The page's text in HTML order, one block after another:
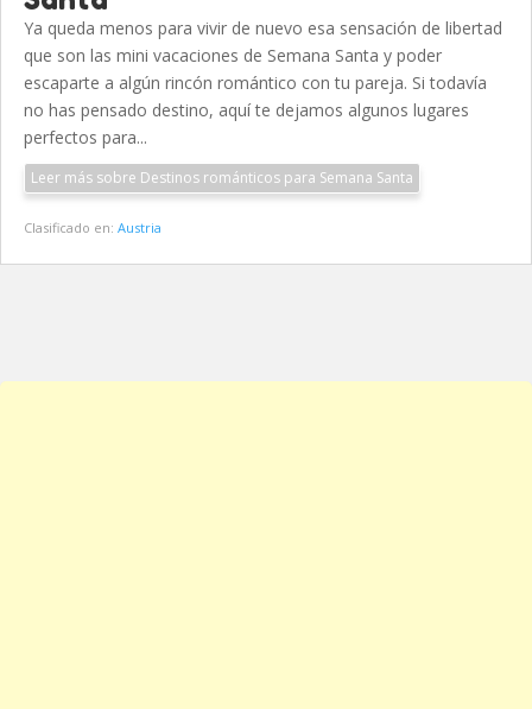
Ya queda menos para vivir de nuevo esa sensación de libertad
que son las mini vacaciones de Semana Santa y poder
escaparte a algún rincón romántico con tu pareja. Si todavía
no has pensado destino, aquí te dejamos algunos lugares
perfectos para...
Leer más sobre Destinos románticos para Semana Santa
Clasificado en: Austria